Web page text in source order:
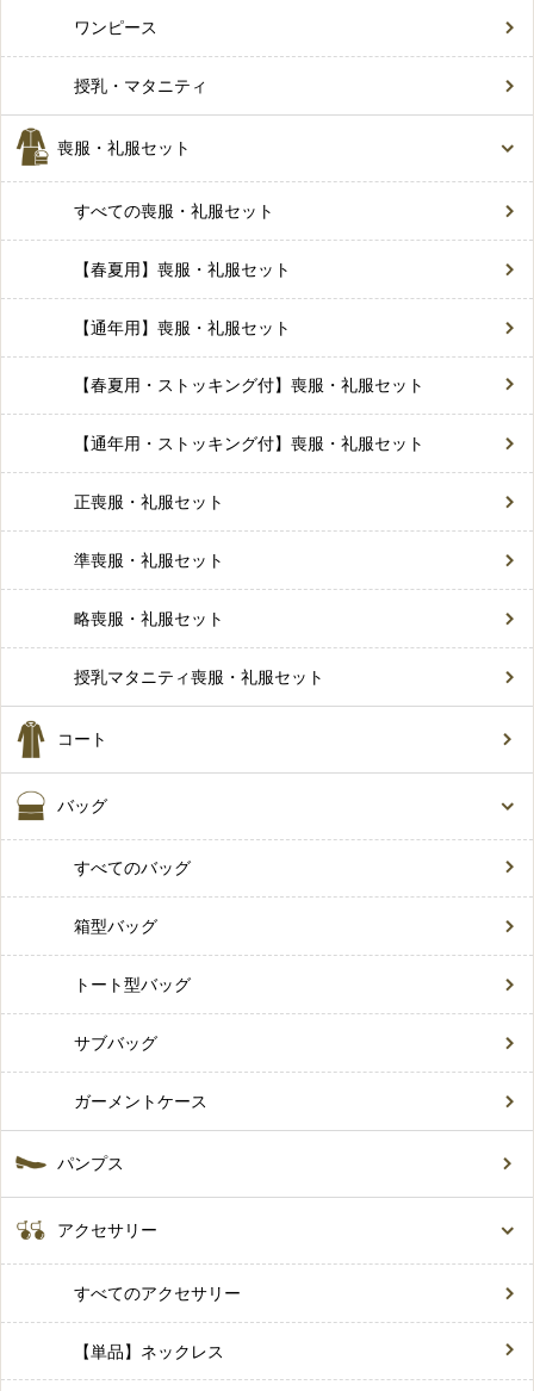
ワンピース
授乳・マタニティ
喪服・礼服セット
すべての喪服・礼服セット
【春夏用】喪服・礼服セット
【通年用】喪服・礼服セット
【春夏用・ストッキング付】喪服・礼服セット
【通年用・ストッキング付】喪服・礼服セット
正喪服・礼服セット
準喪服・礼服セット
略喪服・礼服セット
授乳マタニティ喪服・礼服セット
コート
バッグ
すべてのバッグ
箱型バッグ
トート型バッグ
サブバッグ
ガーメントケース
パンプス
アクセサリー
すべてのアクセサリー
【単品】ネックレス